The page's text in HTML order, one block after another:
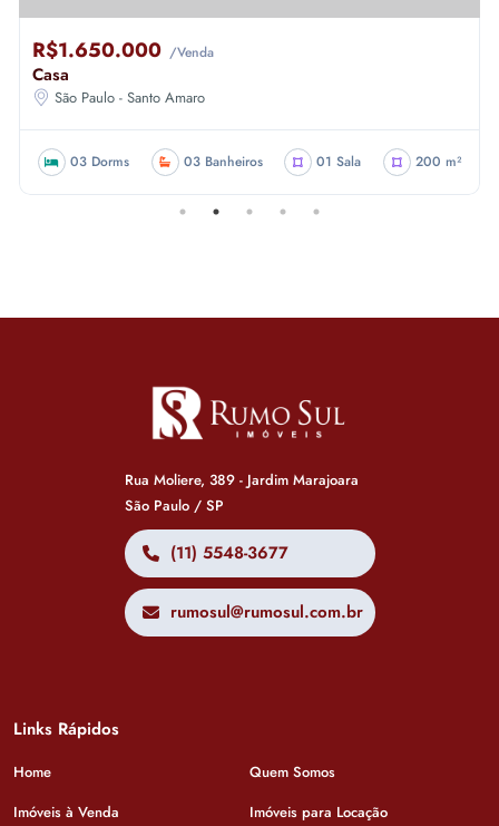
R$1.650.000 /Venda
Casa
São Paulo - Santo Amaro
03 Dorms 03 Banheiros 01 Sala 200 m²
Rua Moliere, 389 - Jardim Marajoara
São Paulo / SP
(11) 5548-3677
rumosul@rumosul.com.br
Links Rápidos
Home
Quem Somos
Imóveis à Venda
Imóveis para Locação